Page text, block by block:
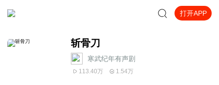
打开APP
斩骨刀
寒武纪年有声剧
113.40万 1.54万